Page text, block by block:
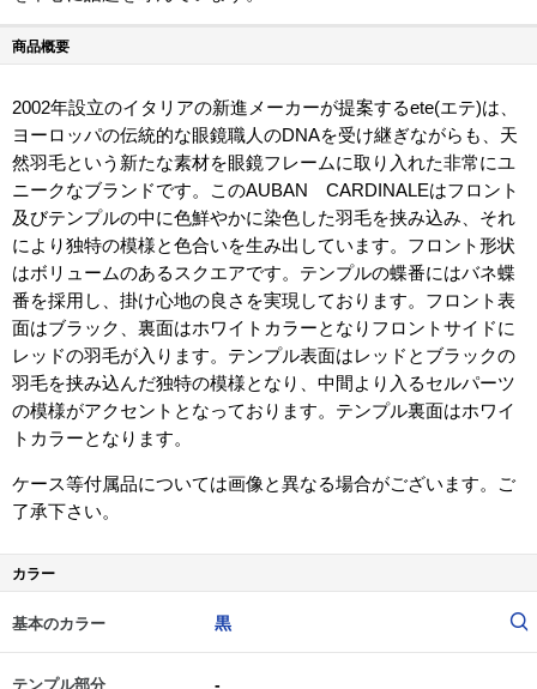
商品概要
2002年設立のイタリアの新進メーカーが提案するete(エテ)は、
ヨーロッパの伝統的な眼鏡職人のDNAを受け継ぎながらも、天
然羽毛という新たな素材を眼鏡フレームに取り入れた非常にユ
ニークなブランドです。このAUBAN CARDINALEはフロント
及びテンプルの中に色鮮やかに染色した羽毛を挟み込み、それ
により独特の模様と色合いを生み出しています。フロント形状
はボリュームのあるスクエアです。テンプルの蝶番にはバネ蝶
番を採用し、掛け心地の良さを実現しております。フロント表
面はブラック、裏面はホワイトカラーとなりフロントサイドに
レッドの羽毛が入ります。テンプル表面はレッドとブラックの
羽毛を挟み込んだ独特の模様となり、中間より入るセルパーツ
の模様がアクセントとなっております。テンプル裏面はホワイ
トカラーとなります。
ケース等付属品については画像と異なる場合がございます。ご
了承下さい。
カラー
基本のカラー 黒
テンプル部分 -